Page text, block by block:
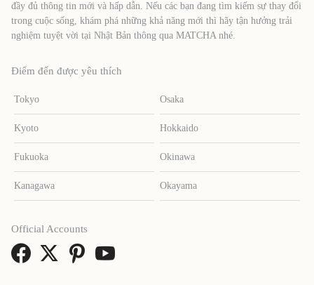
đầy đủ thông tin mới và hấp dẫn. Nếu các bạn đang tìm kiếm sự thay đổi
trong cuộc sống, khám phá những khả năng mới thì hãy tận hưởng trải
nghiệm tuyệt vời tại Nhật Bản thông qua MATCHA nhé.
Điểm đến được yêu thích
Tokyo Osaka
Kyoto Hokkaido
Fukuoka Okinawa
Kanagawa Okayama
Official Accounts